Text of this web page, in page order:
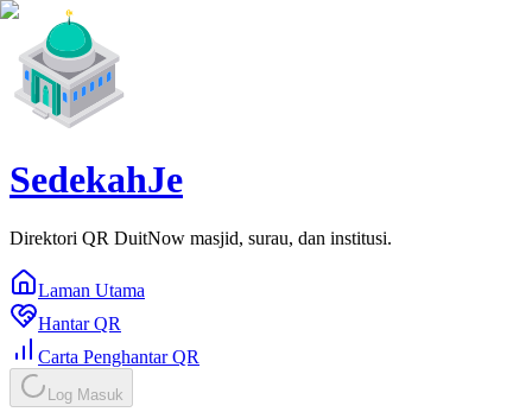
SedekahJe
Direktori QR DuitNow masjid, surau, dan institusi.
Laman Utama
Hantar QR
Carta Penghantar QR
Log Masuk